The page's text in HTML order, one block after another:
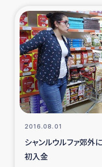
東ティモ
大雨によ
カカオ
シリア国内避難
トルコにおけ
インドネシア中部 ス
2016.08.01
シャンルウルファ郊外
初入金